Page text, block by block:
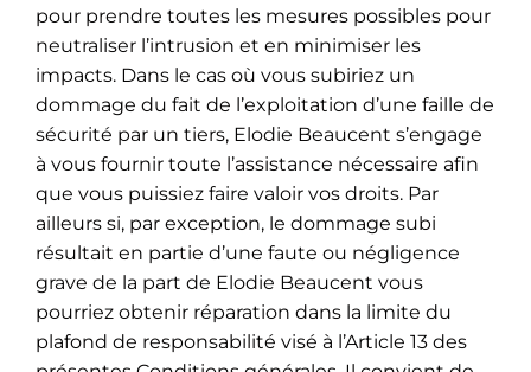
pour prendre toutes les mesures possibles pour
neutraliser l’intrusion et en minimiser les
impacts. Dans le cas où vous subiriez un
dommage du fait de l’exploitation d’une faille de
sécurité par un tiers, Elodie Beaucent s’engage
à vous fournir toute l’assistance nécessaire afin
que vous puissiez faire valoir vos droits. Par
ailleurs si, par exception, le dommage subi
résultait en partie d’une faute ou négligence
grave de la part de Elodie Beaucent vous
pourriez obtenir réparation dans la limite du
plafond de responsabilité visé à l’Article 13 des